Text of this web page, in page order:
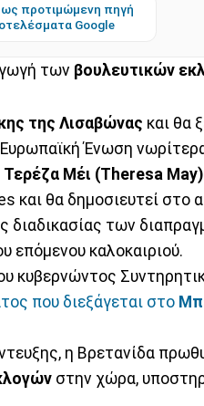
προτιμώμενη πηγή
Google
των βουλευτικών
της Λισαβώνας και θα
Ένωση
Τερέζα Μέι (Theresa May)
θα δημοσιευτεί στο
των
επόμενου καλοκαιριού.
κυβερνώντος
που διεξάγεται στο
η Βρετανίδα
στην χώρα,